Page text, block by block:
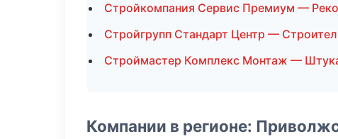
Стройкомпания Сервис Премиум —
Стройгрупп Стандарт Центр —
Строймастер Комплекс Монтаж —
Компании в регионе: